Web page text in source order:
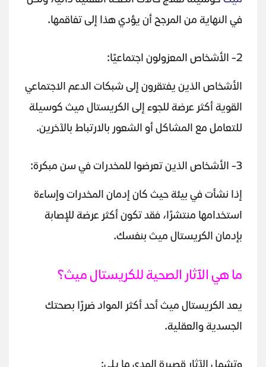
في النهاية من المرجح أن يؤدي هذا إلى تفاقمها.
2- الأشخاص المعزولون اجتماعيًا:
الأشخاص الذين يفتقرون إلى شبكات الدعم الاجتماعي
القوية أكثر عرضة للجوء إلى الكريستال ميث كوسيلة
للتعامل مع المشاكل أو الشعور بالارتباط بالآخرين.
3- الأشخاص الذين تعرضوا للمخدرات في سن مبكرة:
إذا نشأت في بيئة حيث كان إدمان المخدرات وإساءة
استخدامها منتشرًا، فقد تكون أكثر عرضة للإصابة
بإدمان الكريستال ميث بنفسك.
ما هي الآثار الصحية للكريستال ميث؟
يعد الكريستال ميث أحد أكثر المواد ضررًا بصحتك
الجسدية والعقلية.